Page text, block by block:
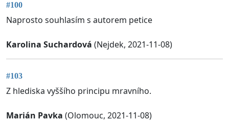
#100
Naprosto souhlasím s autorem petice
Karolina Suchardová (Nejdek, 2021-11-08)
#103
Z hlediska vyššího principu mravního.
Marián Pavka (Olomouc, 2021-11-08)